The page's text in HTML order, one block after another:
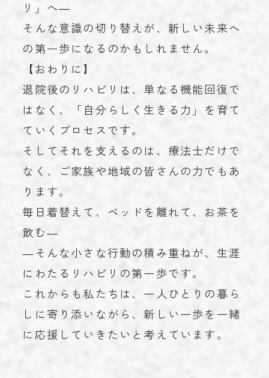
リ」へ―
そんな意識の切り替えが、新しい未来へ
の第一歩になるのかもしれません。
【おわりに】
退院後のリハビリは、単なる機能回復で
はなく、「自分らしく生きる力」を育て
ていくプロセスです。
そしてそれを支えるのは、療法士だけで
なく、ご家族や地域の皆さんの力でもあ
ります。
毎日着替えて、ベッドを離れて、お茶を
飲む―
―そんな小さな行動の積み重ねが、生涯
にわたるリハビリの第一歩です。
これからも私たちは、一人ひとりの暮ら
しに寄り添いながら、新しい一歩を一緒
に応援していきたいと考えています。